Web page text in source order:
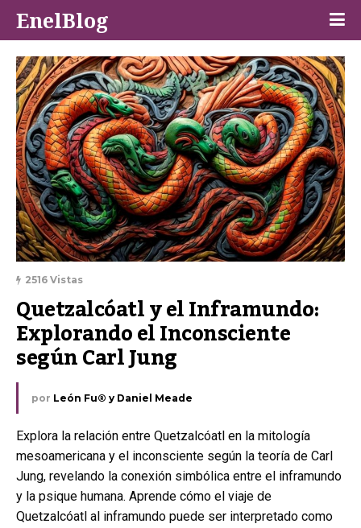
EnelBlog
2516 Vistas
Quetzalcóatl y el Inframundo:
Explorando el Inconsciente
según Carl Jung
por León Fu® y Daniel Meade
Explora la relación entre Quetzalcóatl en la mitología
mesoamericana y el inconsciente según la teoría de Carl
Jung, revelando la conexión simbólica entre el inframundo
y la psique humana. Aprende cómo el viaje de
Quetzalcóatl al inframundo puede ser interpretado como